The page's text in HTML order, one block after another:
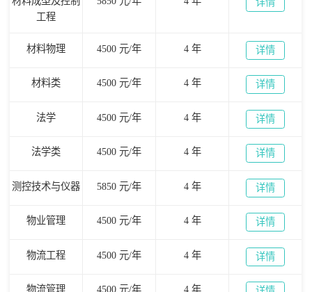
工程
详情
材料物理 4500 元/年 4 年 详情
材料类 4500 元/年 4 年 详情
法学 4500 元/年 4 年 详情
法学类 4500 元/年 4 年 详情
测控技术与仪器 5850 元/年 4 年 详情
物业管理 4500 元/年 4 年 详情
物流工程 4500 元/年 4 年 详情
物流管理 4500 元/年 4 年